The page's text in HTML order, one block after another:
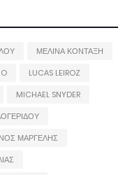
ΜΕΛΙΝΑ ΚΟΝΤΑΞΗ
LUCAS LEIROZ
MICHAEL SNYDER
ΜΑΡΓΕΛΗΣ